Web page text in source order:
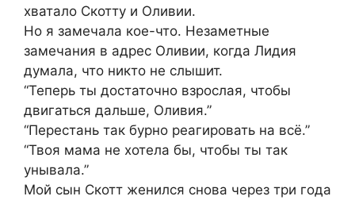
хватало Скотту и Оливии.
Но я замечала кое-что. Незаметные
замечания в адрес Оливии, когда Лидия
думала, что никто не слышит.
“Теперь ты достаточно взрослая, чтобы
двигаться дальше, Оливия.”
“Перестань так бурно реагировать на всё.”
“Твоя мама не хотела бы, чтобы ты так
унывала.”
Мой сын Скотт женился снова через три года